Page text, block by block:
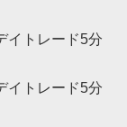
イトレード5分
イトレード5分